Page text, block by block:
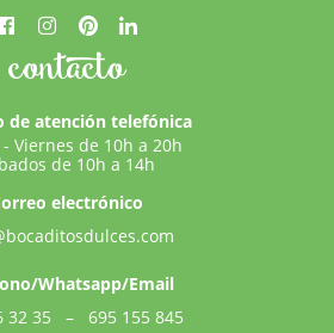
contacto
de atención telefónica
- Viernes de 10h a 20h
de 10h a 14h
electrónico
Whatsapp/Email
32 35
– 695 155 845